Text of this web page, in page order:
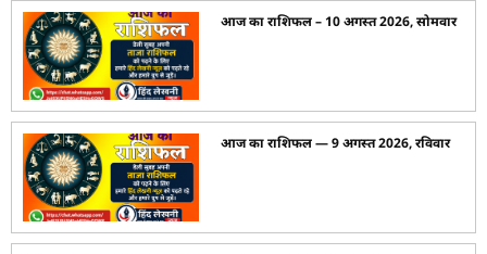
आज का राशिफल – 10 अगस्त 2026, सोमवार
आज का राशिफल — 9 अगस्त 2026, रविवार